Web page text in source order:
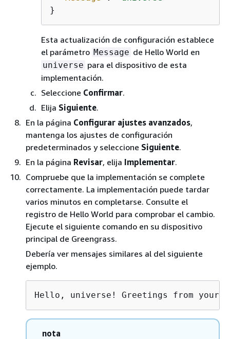
}
Esta actualización de configuración establece
el parámetro Message de Hello World en
universe para el dispositivo de esta
implementación.
Seleccione Confirmar.
Elija Siguiente.
En la página Configurar ajustes avanzados,
mantenga los ajustes de configuración
predeterminados y seleccione Siguiente.
En la página Revisar, elija Implementar.
Compruebe que la implementación se complete
correctamente. La implementación puede tardar
varios minutos en completarse. Consulte el
registro de Hello World para comprobar el cambio.
Ejecute el siguiente comando en su dispositivo
principal de Greengrass.
Debería ver mensajes similares al del siguiente
ejemplo.
Hello, universe! Greetings from your
nota